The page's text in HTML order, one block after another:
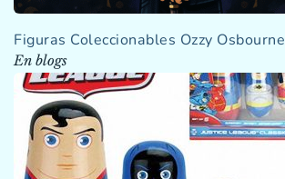
Figuras Coleccionables Ozzy Osbourne
En blogs